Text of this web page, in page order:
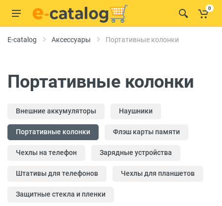
0
E-catalog Аксессуары Портативные колонки
Портативные колонки
Внешние аккумуляторы Наушники
Портативные колонки Флэш карты памяти
Чехлы на телефон Зарядные устройства
Штативы для телефонов Чехлы для планшетов
Защитные стекла и пленки